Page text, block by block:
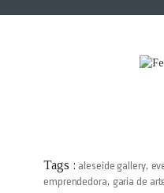
Tags : aleseide gallery,
emprendedora, garia de